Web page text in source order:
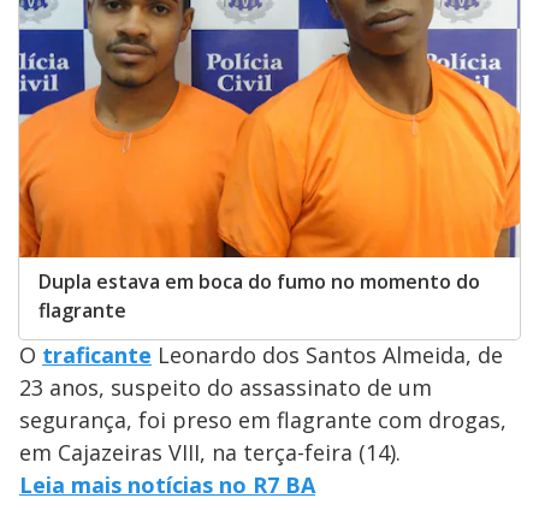
Dupla estava em boca do fumo no momento do
flagrante
O traficante Leonardo dos Santos Almeida, de
23 anos, suspeito do assassinato de um
segurança, foi preso em flagrante com drogas,
em Cajazeiras VIII, na terça-feira (14).
Leia mais notícias no R7 BA